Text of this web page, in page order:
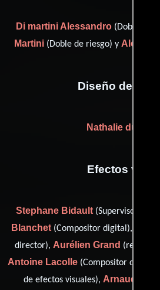
Di martini Alessandro(Doble de
Martini (Doble de riesgo) y
Diseño de
Nathalie du
Efectos
Stephane Bidault(Supervisor de
Blanchet(Compositor digital),
director), Aurélien Grand (retouch
Antoine Lacolle (Compositor digital),
de efectos visuales), Arnaud